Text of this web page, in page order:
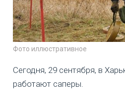
Фото иллюстративное
Сегодня, 29 сентября, в
работают саперы.